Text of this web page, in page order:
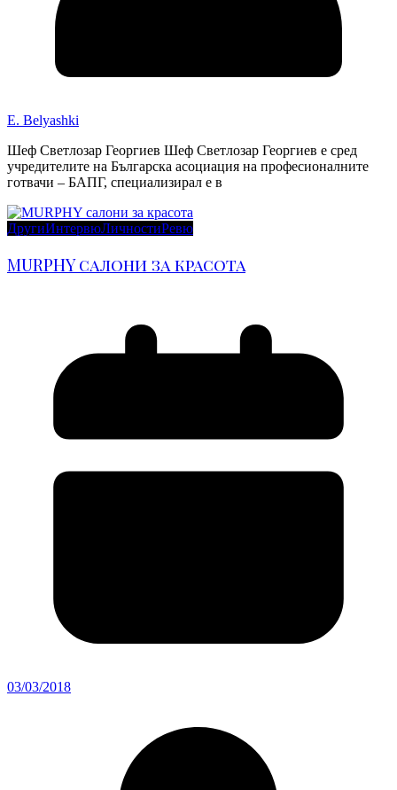
E. Belyashki
Шеф Светлозар Георгиев Шеф Светлозар Георгиев е сред
учредителите на Българска асоциация на професионалните
готвачи – БАПГ, специализирал е в
ДругиИнтервюЛичностиРевю
MURPHY салони за красота
03/03/2018